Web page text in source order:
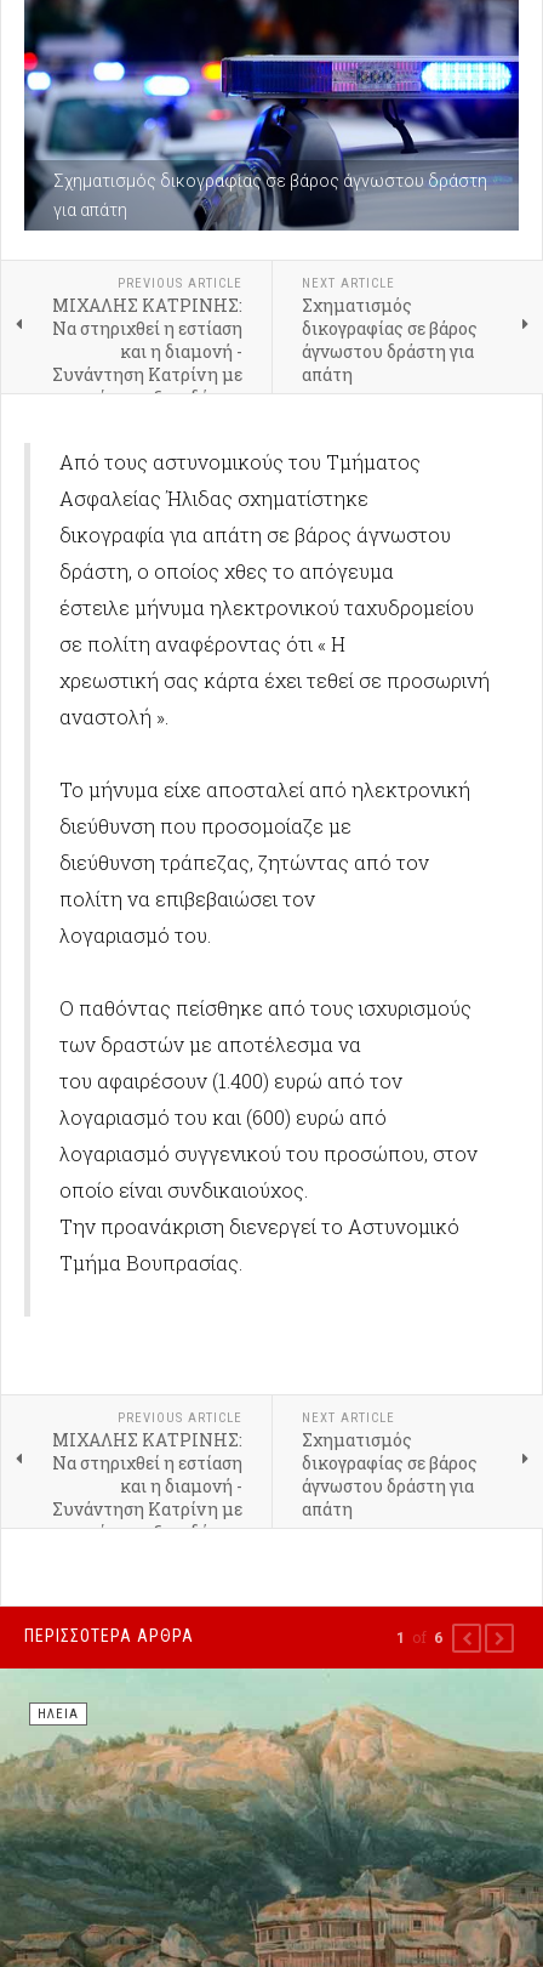
Σχηματισμός δικογραφίας σε βάρος άγνωστου δράστη
για απάτη
PREVIOUS ARTICLE
ΜΙΧΑΛΗΣ ΚΑΤΡΙΝΗΣ:
Να στηριχθεί η εστίαση
και η διαμονή -
Συνάντηση Κατρίνη με
εκπροσώπους ξενοδόχων
NEXT ARTICLE
Σχηματισμός
δικογραφίας σε βάρος
άγνωστου δράστη για
απάτη
Από τους αστυνομικούς του Τμήματος
Ασφαλείας Ήλιδας σχηματίστηκε
δικογραφία για απάτη σε βάρος άγνωστου
δράστη, ο οποίος χθες το απόγευμα
έστειλε μήνυμα ηλεκτρονικού ταχυδρομείου
σε πολίτη αναφέροντας ότι « Η
χρεωστική σας κάρτα έχει τεθεί σε προσωρινή
αναστολή ».
Το μήνυμα είχε αποσταλεί από ηλεκτρονική
διεύθυνση που προσομοίαζε με
διεύθυνση τράπεζας, ζητώντας από τον
πολίτη να επιβεβαιώσει τον
λογαριασμό του.
Ο παθόντας πείσθηκε από τους ισχυρισμούς
των δραστών με αποτέλεσμα να
του αφαιρέσουν (1.400) ευρώ από τον
λογαριασμό του και (600) ευρώ από
λογαριασμό συγγενικού του προσώπου, στον
οποίο είναι συνδικαιούχος.
Tην προανάκριση διενεργεί το Αστυνομικό
Τμήμα Βουπρασίας.
PREVIOUS ARTICLE
ΜΙΧΑΛΗΣ ΚΑΤΡΙΝΗΣ:
Να στηριχθεί η εστίαση
και η διαμονή -
Συνάντηση Κατρίνη με
εκπροσώπους ξενοδόχων
NEXT ARTICLE
Σχηματισμός
δικογραφίας σε βάρος
άγνωστου δράστη για
απάτη
ΠΕΡΙΣΣΌΤΕΡΑ ΆΡΘΡΑ
ΗΛΕΊΑ
1 of 6 PREVIOUS
NEXT